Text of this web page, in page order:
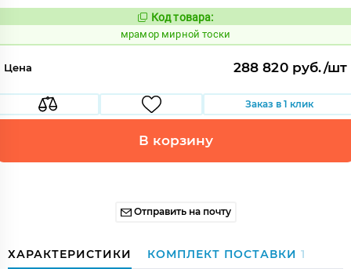
Код:
1069731
Код товара:
мрамор мирной тоски
Цена 288 820 руб./шт
Заказ в 1 клик
В корзину
Отправить на почту
ХАРАКТЕРИСТИКИ КОМПЛЕКТ ПОСТАВКИ 1